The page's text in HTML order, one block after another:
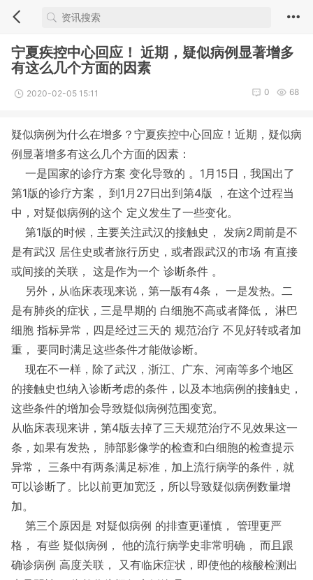
宁夏疾控中心回应！ 近期，疑似病例显著增多
有这么几个方面的因素
2020-02-05 15:11 68
0
疑似病例为什么在增多？宁夏疾控中心回应！近期，疑似病
例显著增多有这么几个方面的因素：
一是国家的诊疗方案 变化导致的 。1月15日，我国出了
第1版的诊疗方案， 到1月27日出到第4版 ，在这个过程当
中，对疑似病例的这个 定义发生了一些变化。
第1版的时候，主要关注武汉的接触史， 发病2周前是不
是有武汉 居住史或者旅行历史，或者跟武汉的市场 有直接
或间接的关联， 这是作为一个 诊断条件 。
另外，从临床表现来说，第一版有4条， 一是发热。二
是有肺炎的症状，三是早期的 白细胞不高或者降低， 淋巴
细胞 指标异常，四是经过三天的 规范治疗 不见好转或者加
重， 要同时满足这些条件才能做诊断。
现在不一样，除了武汉，浙江、广东、河南等多个地区
的接触史也纳入诊断考虑的条件，以及本地病例的接触史，
这些条件的增加会导致疑似病例范围变宽。
从临床表现来讲，第4版去掉了三天规范治疗不见效果这一
条，如果有发热， 肺部影像学的检查和白细胞的检查提示
异常， 三条中有两条满足标准，加上流行病学的条件，就
可以诊断了。比以前更加宽泛，所以导致疑似病例数量增
加。
第三个原因是 对疑似病例 的排查更谨慎， 管理更严
格， 有些 疑似病例， 他的流行病学史非常明确， 而且跟
确诊病例 高度关联， 又有临床症状，即使他的核酸检测出